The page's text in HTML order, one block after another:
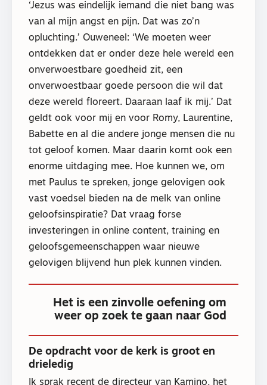
‘Jezus was eindelijk iemand die niet bang was
van al mijn angst en pijn. Dat was zo’n
opluchting.’ Ouweneel: ‘We moeten weer
ontdekken dat er onder deze hele wereld een
onverwoestbare goedheid zit, een
onverwoestbaar goede persoon die wil dat
deze wereld floreert. Daaraan laaf ik mij.’ Dat
geldt ook voor mij en voor Romy, Laurentine,
Babette en al die andere jonge mensen die nu
tot geloof komen. Maar daarin komt ook een
enorme uitdaging mee. Hoe kunnen we, om
met Paulus te spreken, jonge gelovigen ook
vast voedsel bieden na de melk van online
geloofsinspiratie? Dat vraag forse
investeringen in online content, training en
geloofsgemeenschappen waar nieuwe
gelovigen blijvend hun plek kunnen vinden.
Het is een zinvolle oefening om
weer op zoek te gaan naar God
De opdracht voor de kerk is groot en
drieledig
Ik sprak recent de directeur van Kamino, het